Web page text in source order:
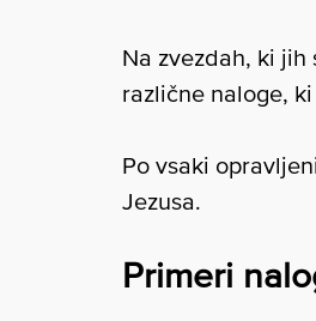
Na zvezdah, ki
različne naloge,
Po vsaki
Jezusa.
Primeri